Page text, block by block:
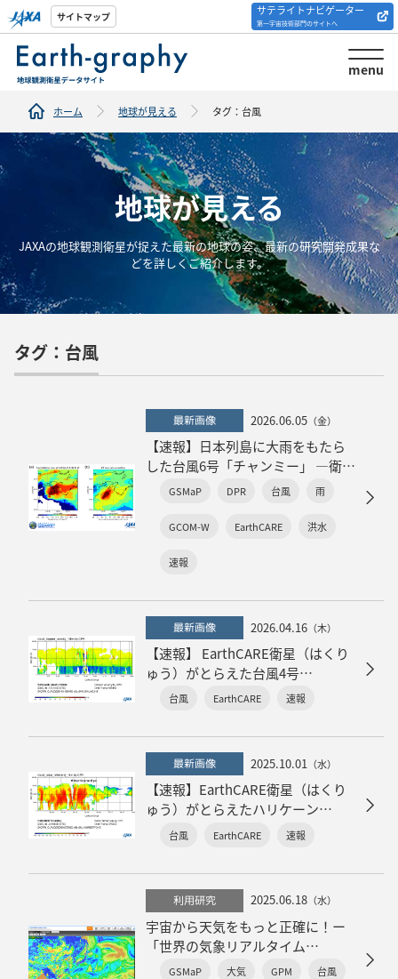
サイトマップ サテライトナビゲーター
第一宇宙技術部門のサイトへ
menu
解析ツール/サイトの
紹介
ホーム 地球が見える タグ：台風
地球が見える
JAXAの地球観測衛星が捉えた最新の地球の姿、最新の研究開発成果な
どを詳しくご紹介します。
タグ：台風
最新画像 2026.06.05 （金）
【速報】日本列島に大雨をもたら
した台風6号「チャンミー」 ―衛星
データ解析結果―
GSMaP DPR 台風 雨
GCOM-W EarthCARE 洪水
速報
最新画像 2026.04.16 （木）
【速報】 EarthCARE衛星（はくり
ゅう）がとらえた台風4号
（Sinlaku）の「眼」
台風 EarthCARE 速報
最新画像 2025.10.01 （水）
【速報】EarthCARE衛星（はくり
ゅう）がとらえたハリケーン
Humbertoの「眼」
台風 EarthCARE 速報
利用研究 2025.06.18 （水）
宇宙から天気をもっと正確に！ー
「世界の気象リアルタイム
NEXRA3」がリニューアル、新旧シ
GSMaP 大気 GPM 台風